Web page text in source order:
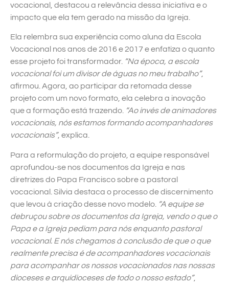
vocacional, destacou a relevância dessa iniciativa e o
impacto que ela tem gerado na missão da Igreja.
Ela relembra sua experiência como aluna da Escola
Vocacional nos anos de 2016 e 2017 e enfatiza o quanto
esse projeto foi transformador. “Na época, a escola
vocacional foi um divisor de águas no meu trabalho”,
afirmou. Agora, ao participar da retomada desse
projeto com um novo formato, ela celebra a inovação
que a formação está trazendo. “Ao invés de animadores
vocacionais, nós estamos formando acompanhadores
vocacionais”, explica.
Para a reformulação do projeto, a equipe responsável
aprofundou-se nos documentos da Igreja e nas
diretrizes do Papa Francisco sobre a pastoral
vocacional. Silvia destaca o processo de discernimento
que levou à criação desse novo modelo. “A equipe se
debruçou sobre os documentos da Igreja, vendo o que o
Papa e a Igreja pediam para nós enquanto pastoral
vocacional. E nós chegamos à conclusão de que o que
realmente precisa é de acompanhadores vocacionais
para acompanhar os nossos vocacionados nas nossas
dioceses e arquidioceses de todo o nosso estado”,